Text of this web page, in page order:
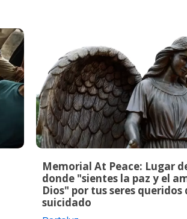
Memorial At Peace: Lugar
donde "sientes la paz y el
Dios" por tus seres queridos
suicidado